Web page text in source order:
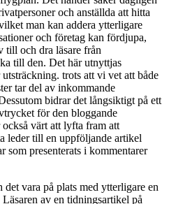
och anställda att hitta
man kan addera ytterligare
och företag kan fördjupa,
till och dra läsare från
till den. Det här utnyttjas
trots att vi vet att både
tar del av inkommande
bidrar det långsiktigt på ett
för den bloggande
värt att lyfta fram att
leder till en uppföljande artikel
som presenterats i kommentarer
vara på plats med ytterligare en
av en tidningsartikel på